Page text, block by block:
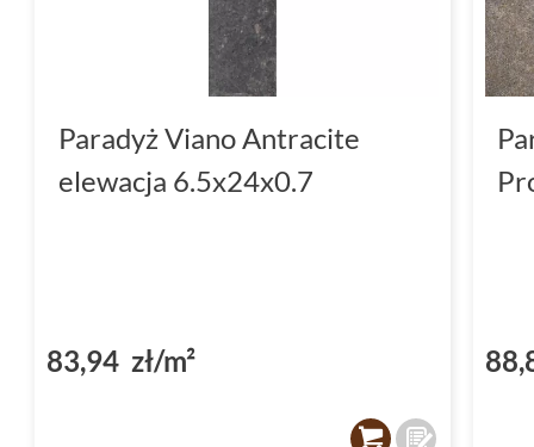
Paradyż Viano Antracite
elewacja 6.5x24x0.7
83,94 zł/m²